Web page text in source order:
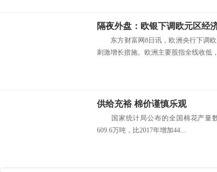
东方财富网8日讯，欧洲央行下调欧
刺激增长措施。欧洲主要股指全线收低
供给充裕 棉价谨慎乐观
国家统计局公布的全国棉花产量数
609.6万吨，比2017年增加44...